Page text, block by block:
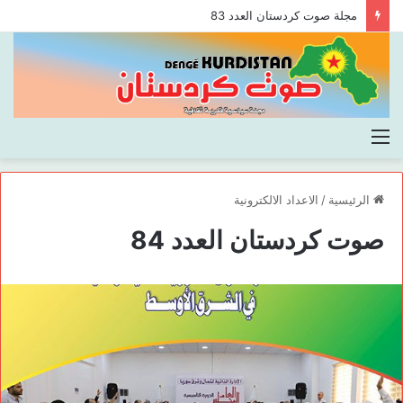
مجلة صوت كردستان العدد 83
القائمة
الرئيسية / الاعداد الالكترونية
صوت كردستان العدد 84